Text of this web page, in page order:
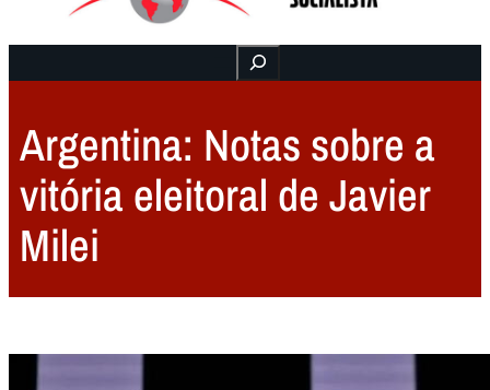
Buscar
Argentina: Notas sobre a
vitória eleitoral de Javier
Milei